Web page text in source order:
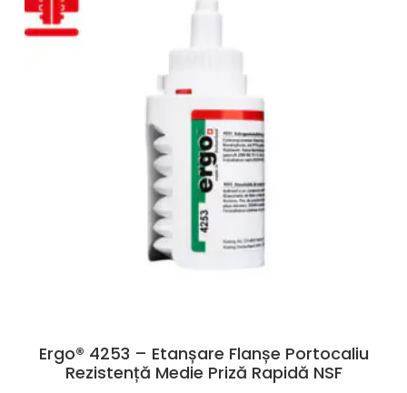
Ergo® 4253 – Etanșare Flanșe Portocaliu
Rezistență Medie Priză Rapidă NSF